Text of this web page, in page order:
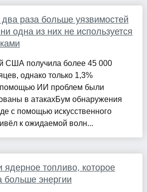
раза больше уязвимостей
одна из них не используется
США получила более 45 000
однако только 1,3%
ИИ проблем были
в атакахБум обнаружения
с помощью искусственного
к ожидаемой волн...
топливо, которое
больше энергии